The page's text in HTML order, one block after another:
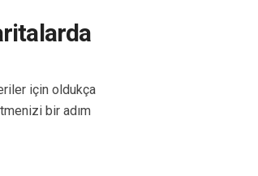
için oldukça
bir adım